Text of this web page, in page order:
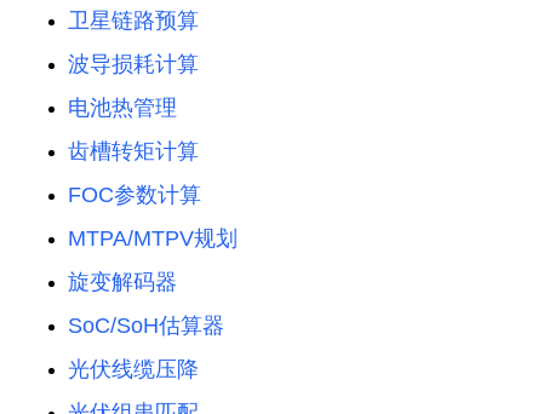
卫星链路预算
波导损耗计算
电池热管理
齿槽转矩计算
FOC参数计算
MTPA/MTPV规划
旋变解码器
SoC/SoH估算器
光伏线缆压降